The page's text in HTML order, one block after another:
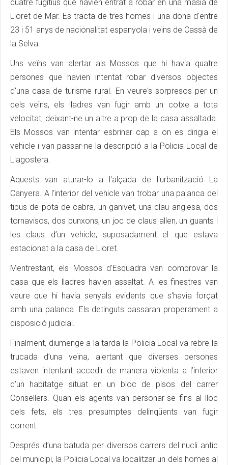
quatre fugitius que havien entrat a robar en una masia de
Lloret de Mar. Es tracta de tres homes i una dona d'entre
23 i 51 anys de nacionalitat espanyola i veïns de Cassà de
la Selva.
Uns veïns van alertar als Mossos que hi havia quatre
persones que havien intentat robar diversos objectes
d'una casa de turisme rural. En veure's sorpresos per un
dels veïns, els lladres van fugir amb un cotxe a tota
velocitat, deixant-ne un altre a prop de la casa assaltada.
Els Mossos van intentar esbrinar cap a on es dirigia el
vehicle i van passar-ne la descripció a la Policia Local de
Llagostera.
Aquests van aturar-lo a l'alçada de l'urbanització La
Canyera. A l'interior del vehicle van trobar una palanca del
tipus de pota de cabra, un ganivet, una clau anglesa, dos
tornavisos, dos punxons, un joc de claus allen, un guants i
les claus d’un vehicle, suposadament el que estava
estacionat a la casa de Lloret.
Mentrestant, els Mossos d'Esquadra van comprovar la
casa que els lladres havien assaltat. A les finestres van
veure que hi havia senyals evidents que s'havia forçat
amb una palanca. Els detinguts passaran properament a
disposició judicial.
Finalment, diumenge a la tarda la Policia Local va rebre la
trucada d’una veïna, alertant que diverses persones
estaven intentant accedir de manera violenta a l’interior
d’un habitatge situat en un bloc de pisos del carrer
Consellers. Quan els agents van personar-se fins al lloc
dels fets, els tres presumptes delinqüents van fugir
corrent.
Després d’una batuda per diversos carrers del nucli antic
del municipi, la Policia Local va localitzar un dels homes al